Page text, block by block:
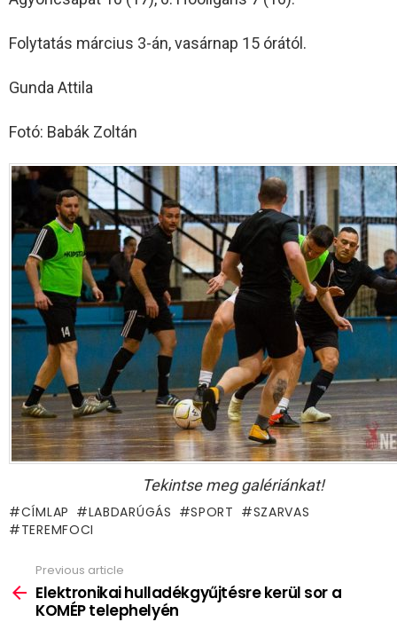
Folytatás március 3-án, vasárnap 15 órától.
Gunda Attila
Fotó: Babák Zoltán
Tekintse meg galériánkat!
CÍMLAP LABDARÚGÁS SPORT
SZARVAS
TEREMFOCI
more
Previous article
Elektronikai hulladékgyűjtésre kerül sor a
KOMÉP telephelyén